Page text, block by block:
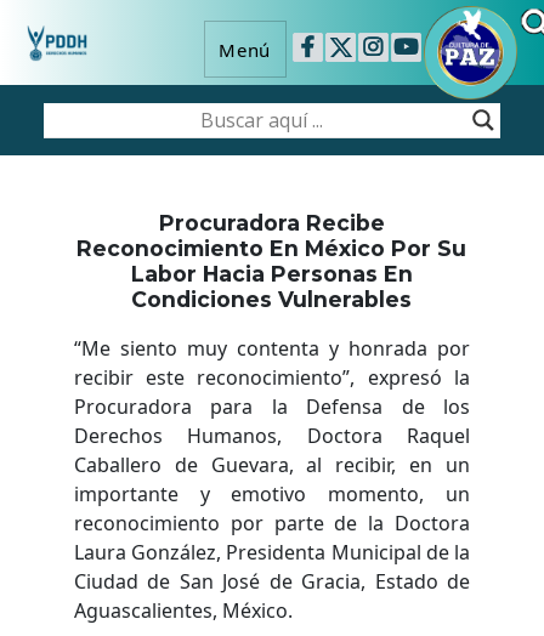
Menú
Procuradora Recibe
Reconocimiento En México Por Su
Labor Hacia Personas En
Condiciones Vulnerables
“Me siento muy contenta y honrada por
recibir este reconocimiento”, expresó la
Procuradora para la Defensa de los
Derechos Humanos, Doctora Raquel
Caballero de Guevara, al recibir, en un
importante y emotivo momento, un
reconocimiento por parte de la Doctora
Laura González, Presidenta Municipal de la
Ciudad de San José de Gracia, Estado de
Aguascalientes, México.